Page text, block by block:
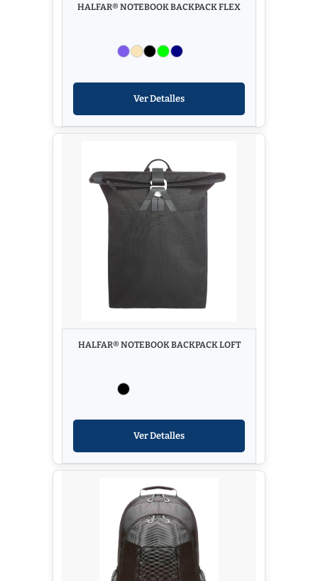
HALFAR® NOTEBOOK BACKPACK FLEX
Ver Detalles
HALFAR® NOTEBOOK BACKPACK LOFT
Ver Detalles